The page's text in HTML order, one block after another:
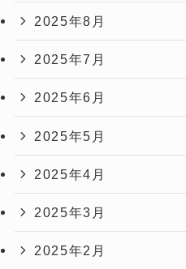
2025年8月
2025年7月
2025年6月
2025年5月
2025年4月
2025年3月
2025年2月